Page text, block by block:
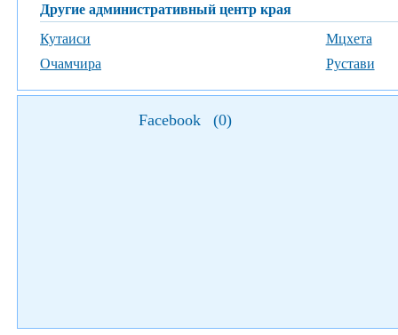
Другие административный центр края
Кутаиси
Мцхета
Очамчира
Рустави
Facebook (0)